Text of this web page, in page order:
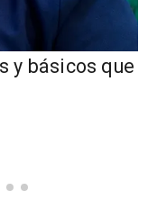
y básicos que